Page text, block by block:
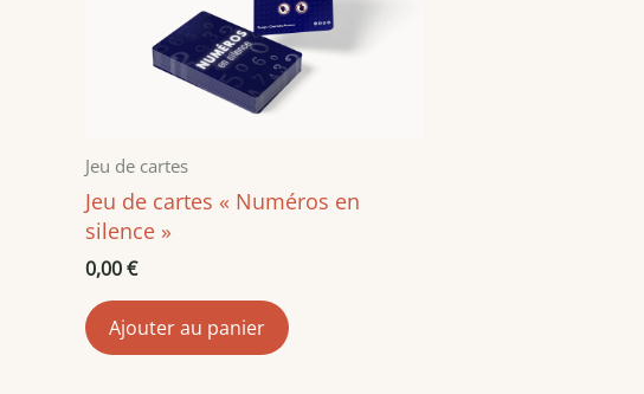
Jeu de cartes
Jeu de cartes « Numéros en
silence »
0,00€
Ajouter au panier